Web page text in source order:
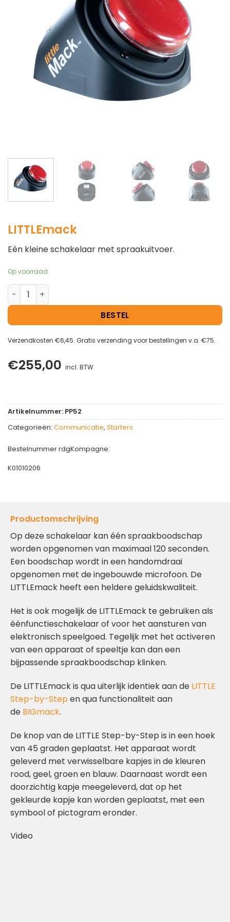
LITTLEmack
Eén kleine schakelaar met spraakuitvoer.
Op voorraad
LITTLEmack aantal
BESTEL
Verzendkosten €6,45. Gratis verzending voor bestellingen v.a. €75.
€255,00 incl. BTW
Artikelnummer: PP52
Categorieën: Communicatie, Starters
Bestelnummer rdgKompagne:
K01010206
Productomschrijving
Op deze schakelaar kan één spraakboodschap
worden opgenomen van maximaal 120 seconden.
Een boodschap wordt in een handomdraai
opgenomen met de ingebouwde microfoon. De
LITTLEmack heeft een heldere geluidskwaliteit.
Het is ook mogelijk de LITTLEmack te gebruiken als
éénfunctieschakelaar of voor het aansturen van
elektronisch speelgoed. Tegelijk met het activeren
van een apparaat of speeltje kan dan een
bijpassende spraakboodschap klinken.
De LITTLEmack is qua uiterlijk identiek aan de LITTLE
Step-by-Stepen qua functionaliteit aan
de BIGmack.
De knop van de LITTLE Step-by-Step is in een hoek
van 45 graden geplaatst. Het apparaat wordt
geleverd met verwisselbare kapjes in de kleuren
rood, geel, groen en blauw. Daarnaast wordt een
doorzichtig kapje meegeleverd, dat op het
gekleurde kapje kan worden geplaatst, met een
symbool of pictogram eronder.
Video